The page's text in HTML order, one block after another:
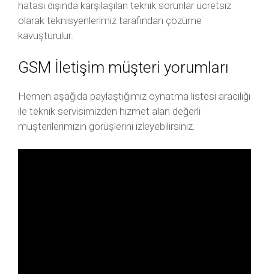
hatası dışında karşılaşılan teknik sorunlar ücretsiz
olarak teknisyenlerimiz tarafından çözüme
kavuşturulur.
GSM İletişim müşteri yorumları
Hemen aşağıda paylaştığımız oynatma listesi aracılığı
ile teknik servisimizden hizmet alan değerli
müşterilerimizin görüşlerini izleyebilirsiniz.